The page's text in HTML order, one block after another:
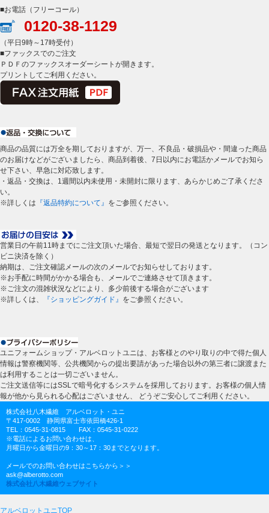
■お電話（フリーコール）
0120-38-1129
（平日9時～17時受付）
■ファックスでのご注文
ＰＤＦのファックスオーダーシートが開きます。
プリントしてご利用ください。
商品の品質には万全を期しておりますが、万一、不良品・破損品や・間違った商品
のお届けなどがございましたら、商品到着後、7日以内にお電話かメールでお知ら
せ下さい、早急に対応致します。
・返品・交換は、1週間以内未使用・未開封に限ります、あらかじめご了承くださ
い。
※詳しくは 『返品特約について』 をご参照ください。
営業日の午前11時までにご注文頂いた場合、最短で翌日の発送となります。（コン
ビニ決済を除く）
納期は、ご注文確認メールの次のメールでお知らせしております。
※お手配に時間がかかる場合も、メールでご連絡させて頂きます。
※ご注文の混雑状況などにより、多少前後する場合がございます
※詳しくは、
『ショッピングガイド』 をご参照ください。
ユニフォームショップ・アルベロットユニは、お客様とのやり取りの中で得た個人
情報は警察機関等、公共機関からの提出要請があった場合以外の第三者に譲渡また
は利用することは一切ございません。
ご注文送信等にはSSLで暗号化するシステムを採用しております。お客様の個人情
報が他から見られる心配はございません、 どうぞご安心してご利用ください。
株式会社八木繊維 アルベロット・ユニ
〒417-0002 静岡県富士市依田橋426-1
TEL：0545-31-0815 FAX：0545-31-0222
※電話によるお問い合わせは、
月曜日から金曜日の9：30～17：30までとなります。
メールでのお問い合わせはこちらから＞＞
ask@alberotto.com
株式会社八木繊維ウェブサイト
アルベロットユニTOP